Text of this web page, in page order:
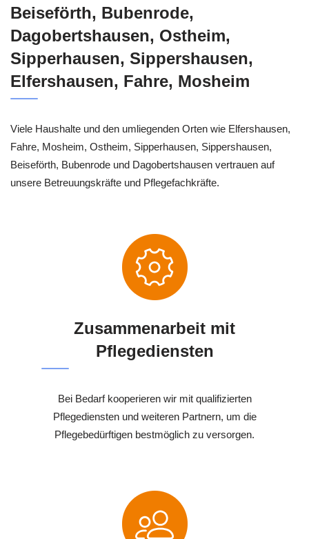
Beiseförth, Bubenrode,
Dagobertshausen, Ostheim,
Sipperhausen, Sippershausen,
Elfershausen, Fahre, Mosheim
Viele Haushalte und den umliegenden Orten wie Elfershausen,
Fahre, Mosheim, Ostheim, Sipperhausen, Sippershausen,
Beiseförth, Bubenrode und Dagobertshausen vertrauen auf
unsere Betreuungskräfte und Pflegefachkräfte.
Zusammenarbeit mit
Pflegediensten
Bei Bedarf kooperieren wir mit qualifizierten
Pflegediensten und weiteren Partnern, um die
Pflegebedürftigen bestmöglich zu versorgen.